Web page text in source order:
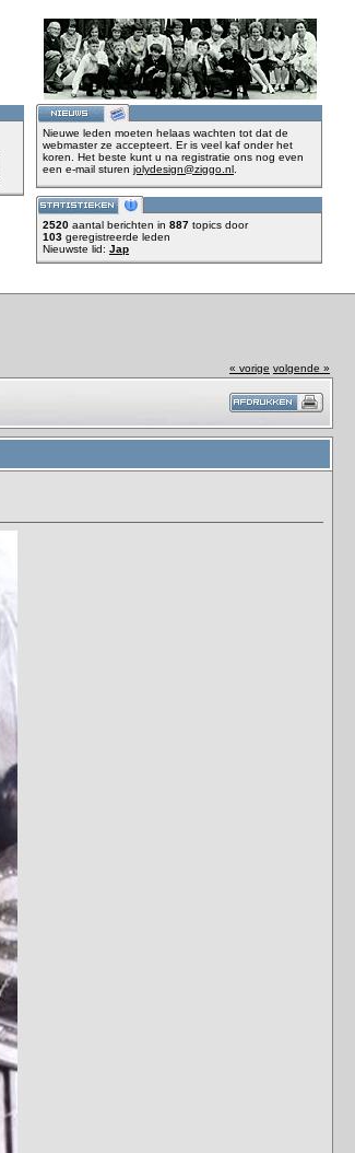
Nieuwe leden moeten helaas wachten tot dat de
webmaster ze accepteert. Er is veel kaf onder het
koren. Het beste kunt u na registratie ons nog even
een e-mail sturen jolydesign@ziggo.nl
2520 aantal berichten in 887 topics door
103 geregistreerde leden
Nieuwste lid: Jap
« vorige volgende »